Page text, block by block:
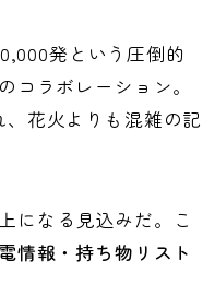
発という圧倒的
ラボレーション。
花火よりも混雑の記
になる見込みだ。こ
情報・持ち物リスト